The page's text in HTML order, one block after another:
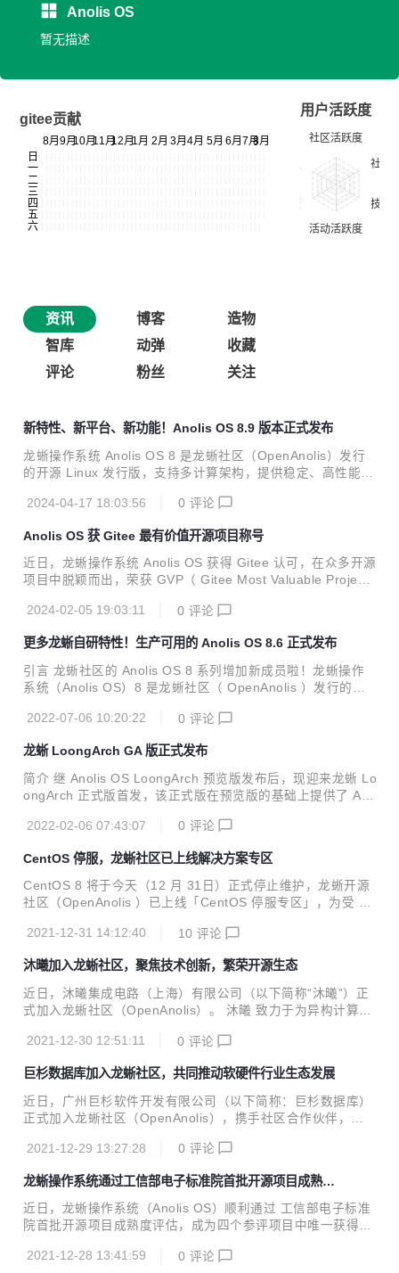
Anolis OS
暂无描述
gitee贡献
用户活跃度
资讯 博客
造物
智库
动弹
收藏
评论
粉丝 关注
新特性、新平台、新功能！Anolis OS 8.9 版本正式发布
龙蜥操作系统 Anolis OS 8 是龙蜥社区（OpenAnolis）发行
的开源 Linux 发行版，支持多计算架构，提供稳定、高性能、
发布的 第 五 个 小版本，本版本全面支持海光四代 CPU 平
安全虚拟机全功能（启动、迁移）支持；支持 Intel 最新 EMR
和 SPR 架构处理器，增强 QAT/DLB/IAA 等加速能力。龙蜥
社区通过软硬协同，不断完善生态，以满足各个行业领域的实
2024-04-17 18:03:56 0 评论
Anolis OS 获 Gitee 最有价值开源项目称号
近日，龙蜥操作系统 Anolis OS 获得 Gitee 认可，在众多开源
项目中脱颖而出，荣获 GVP（ Gitee Most Valuable Projec
2024-02-05 19:03:11
0 评论
更多龙蜥自研特性！生产可用的 Anolis OS 8.6 正式发布
引言 龙蜥社区的 Anolis OS 8 系列增加新成员啦！龙蜥操作
系统（Anolis OS）8 是龙蜥社区（ OpenAnolis ）发行的开
全、可靠的操作系统支持。 Anolis OS 8.6 是 Anolis OS 8 系
容是如何的呢？本文会给大家做一个相应的介绍。 开发时间
（图/发布节奏排期） Anolis OS 8.6 经历了需求冻结、BETA
版本、RC 版本、GA 版本及正式发布阶段。在 5 月 23 日完
成 BETA 版本的首发后，RC、GA 版本还进行了产业级别...
2022-07-06 10:20:22 0 评论
龙蜥 LoongArch GA 版正式发布
简介 继 Anolis OS LoongArch 预览版发布后，现迎来龙蜥 Lo
ongArch 正式版首发，该正式版在预览版的基础上提供了 App
是龙蜥社区发起的项目，完美地支持 LoongArch 体系架构，
oongArch®）是龙芯中科基于二十年的 CPU 研制和生态建设
积累推出的新指令集，具有较好的自主性、先进性与兼容性的
新平台。包括基础架构部分和向量指令、虚拟化、二进制翻译
等扩展部分，近 2000 条指令。 发布内容 Anolis OS ...
2022-02-06 07:43:07 0 评论
CentOS 停服，龙蜥社区已上线解决方案专区
CentOS 8 将于今天（12 月 31日）正式停止维护，龙蜥开源
社区（OpenAnolis ）已上线「CentOS 停服专区」，为受 Ce
线的 CentOS 停服专区，既有基于龙蜥开源社区能力开发出的
工具（包括适配客户场景的迁移工具、性能调优工具和软硬件
兼容性验证平台等），方便 CentOS 用户平滑迁移到龙蜥操作
系统（Anolis OS）。 「CentOS 停服专区」详情可参看：
2021-12-31 14:12:40 10 评论
沐曦加入龙蜥社区，聚焦技术创新，繁荣开源生态
近日，沐曦集成电路（上海）有限公司（以下简称“沐曦”）正
式加入龙蜥社区（OpenAnolis）。 沐曦 致力于为异构计算提
上海市浦东新区临港新片区，自成立之日起即保持着高速的成
执行力和产业生态上下游布局能力。 沐曦核心团队成员平均拥
有近 20 年高性能 GPU 产品端到端研发经验，已初步 建立了
与服务器 OEM、大数据中心、互联网运营商等目标客户端的
合作关系， 充分推进产业上下游生态的建设。 沐曦曾主导过
十多款世界主流高性能 GPU 产品研发，包括 GPU 架构定
2021-12-30 12:51:11 0 评论
巨杉数据库加入龙蜥社区，共同推动软硬件行业生态发展
近日，广州巨杉软件开发有限公司（以下简称：巨杉数据库）
正式加入龙蜥社区（OpenAnolis），携手社区合作伙伴，共
tribution License Agreement，贡献者许可协议）。 巨杉数
2011 年成立以来，巨杉数据库坚持从零开始，打造原生分布
式数据库引擎。2017 年，巨杉数据库与阿里云同年入选 Gart
ner 报告， 成为首家入选 Gartner 报告的国内独立数据库厂
数据库象限及大数据...
2021-12-29 13:27:28 0 评论
龙蜥操作系统通过工信部电子标准院首批开源项目成熟度
评估
近日，龙蜥操作系统（Anolis OS）顺利通过 工信部电子标准
院首批开源项目成熟度评估，成为四个参评项目中唯一获得
在社区建设、安全稳定、项目健康度、项目影响力方面的成熟
2021-12-28 13:41:59 0 评论